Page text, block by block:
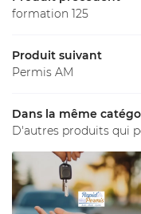
- Permis
Label
Galerie
Actualités
Contact
formation 125
Produit suivant
Permis AM
Dans la même
D'autres produits qui